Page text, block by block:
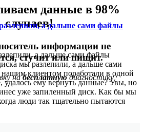
данные в 98%
случаев!
информации не
стучит или пищит.
набесплатнуюдиагностику
а дальше сами файлы
а дальше сами файлы
мы разлепили, а дальше сами
нашим клиентом поработали в одной
удалось ему вернуть данные? Увы, но
уже запиленный диск. Как бы мы
люди так тщательно пытаются